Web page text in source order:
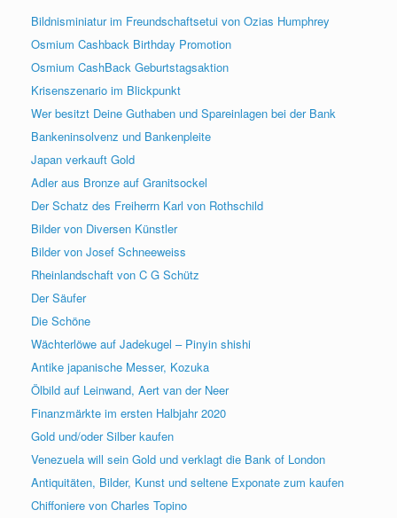
Bildnisminiatur im Freundschaftsetui von Ozias Humphrey
Osmium Cashback Birthday Promotion
Osmium CashBack Geburtstagsaktion
Krisenszenario im Blickpunkt
Wer besitzt Deine Guthaben und Spareinlagen bei der Bank
Bankeninsolvenz und Bankenpleite
Japan verkauft Gold
Adler aus Bronze auf Granitsockel
Der Schatz des Freiherrn Karl von Rothschild
Bilder von Diversen Künstler
Bilder von Josef Schneeweiss
Rheinlandschaft von C G Schütz
Der Säufer
Die Schöne
Wächterlöwe auf Jadekugel – Pinyin shishi
Antike japanische Messer, Kozuka
Ölbild auf Leinwand, Aert van der Neer
Finanzmärkte im ersten Halbjahr 2020
Gold und/oder Silber kaufen
Venezuela will sein Gold und verklagt die Bank of London
Antiquitäten, Bilder, Kunst und seltene Exponate zum kaufen
Chiffoniere von Charles Topino